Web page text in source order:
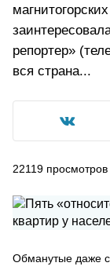
репортер»
вся страна...
22119 просмотров
Обманутые даже